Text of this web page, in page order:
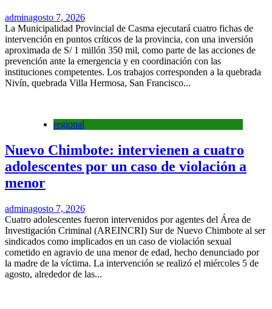
adminagosto 7, 2026
La Municipalidad Provincial de Casma ejecutará cuatro fichas de
intervención en puntos críticos de la provincia, con una inversión
aproximada de S/ 1 millón 350 mil, como parte de las acciones de
prevención ante la emergencia y en coordinación con las
instituciones competentes. Los trabajos corresponden a la quebrada
Nivín, quebrada Villa Hermosa, San Francisco...
regional
Nuevo Chimbote: intervienen a cuatro
adolescentes por un caso de violación a
menor
adminagosto 7, 2026
Cuatro adolescentes fueron intervenidos por agentes del Área de
Investigación Criminal (AREINCRI) Sur de Nuevo Chimbote al ser
sindicados como implicados en un caso de violación sexual
cometido en agravio de una menor de edad, hecho denunciado por
la madre de la víctima. La intervención se realizó el miércoles 5 de
agosto, alrededor de las...